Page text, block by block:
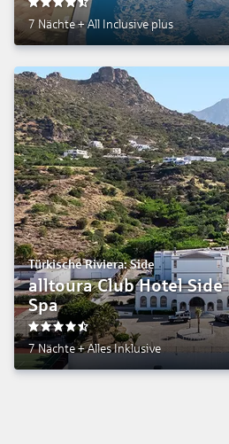
4.5
7 Nächte+All Inclusive plus
Türkische Riviera: Side
alltoura Club Hotel Side
Spa
4.5
7 Nächte+Alles Inklusive